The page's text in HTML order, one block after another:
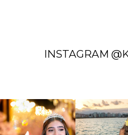
INSTAGRAM